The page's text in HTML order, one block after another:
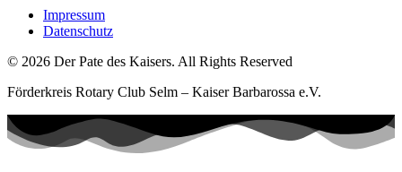
Impressum
Datenschutz
© 2026 Der Pate des Kaisers. All Rights Reserved
Förderkreis Rotary Club Selm – Kaiser Barbarossa e.V.